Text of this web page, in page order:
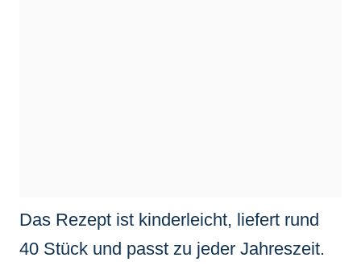
Das Rezept ist kinderleicht, liefert rund
40 Stück und passt zu jeder Jahreszeit.